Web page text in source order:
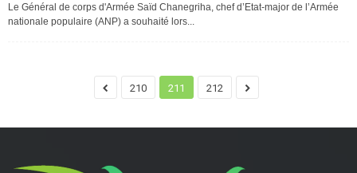
Le Général de corps d'Armée Saïd Chanegriha, chef d’Etat-major de l’Armée
nationale populaire (ANP) a souhaité lors...
210 211 212